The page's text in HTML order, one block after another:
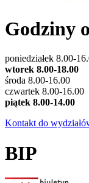
Godziny
poniedziałek 8.00-
wtorek 8.00-18.00
środa 8.00-16.00
czwartek 8.00-16.00
piątek 8.00-14.00
Kontakt do
BIP